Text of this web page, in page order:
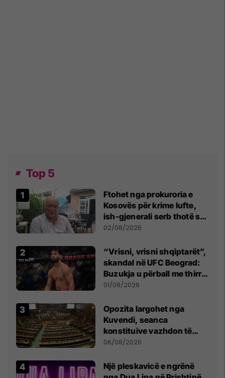
Top 5
Ftohet nga prokuroria e
Kosovës për krime lufte,
ish-gjenerali serb thotë se
dikush e tradhtoi në
02/08/2026
“Vrisni, vrisni shqiptarët”,
skandal në UFC Beograd:
Buzukja u përball me thirrje
anti-shqiptare nga
01/08/2026
Opozita largohet nga
Kuvendi, seanca
konstituive vazhdon të
shtunën në orën 11:00
06/08/2026
Një pleskavicë e ngrënë